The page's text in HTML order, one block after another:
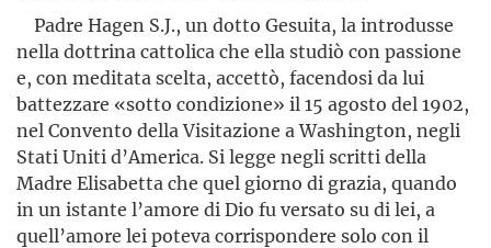
Padre Hagen S.J., un dotto Gesuita, la introdusse
nella dottrina cattolica che ella studiò con passione
e, con meditata scelta, accettò, facendosi da lui
battezzare «sotto condizione» il 15 agosto del 1902,
nel Convento della Visitazione a Washington, negli
Stati Uniti d’America. Si legge negli scritti della
Madre Elisabetta che quel giorno di grazia, quando
in un istante l’amore di Dio fu versato su di lei, a
quel­l’amore lei poteva corrispondere solo con il